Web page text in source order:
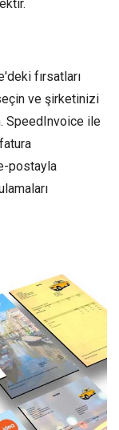
fırsatları
ve şirketinizi
SpeedInvoice ile
postayla